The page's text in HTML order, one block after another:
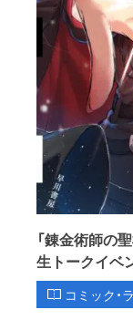
「錬金術師の
生トークイベ
コミック・